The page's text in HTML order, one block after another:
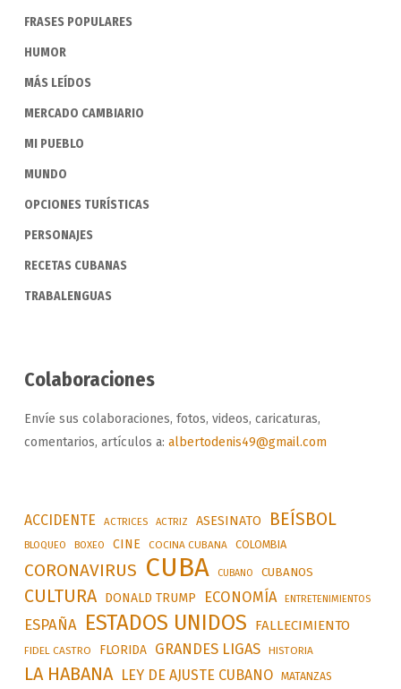
FRASES POPULARES
HUMOR
MÁS LEÍDOS
MERCADO CAMBIARIO
MI PUEBLO
MUNDO
OPCIONES TURÍSTICAS
PERSONAJES
RECETAS CUBANAS
TRABALENGUAS
Colaboraciones
Envíe sus colaboraciones, fotos, videos, caricaturas,
comentarios, artículos a: albertodenis49@gmail.com
ACCIDENTE ACTRICES ACTRIZ ASESINATO BEÍSBOL
BLOQUEO BOXEO CINE COCINA CUBANA COLOMBIA
CORONAVIRUS CUBA CUBANO CUBANOS
CULTURA DONALD TRUMP ECONOMÍA ENTRETENIMIENTOS
ESPAÑA ESTADOS UNIDOS FALLECIMIENTO
FIDEL CASTRO FLORIDA GRANDES LIGAS HISTORIA
LA HABANA LEY DE AJUSTE CUBANO MATANZAS